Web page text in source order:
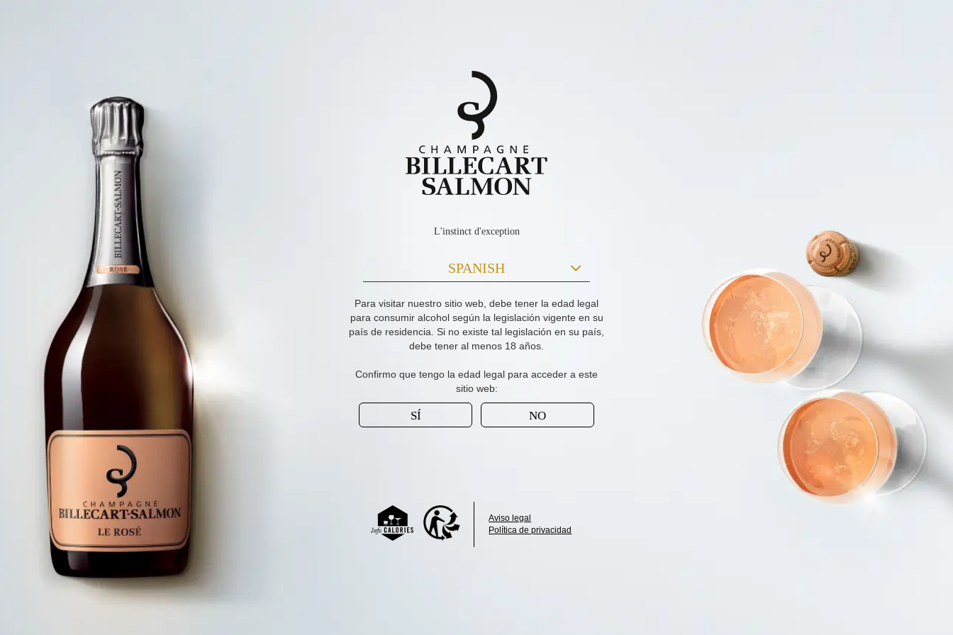
L'instinct d'exception
Para visitar nuestro sitio web, debe tener la edad legal
para consumir alcohol según la legislación vigente en su
país de residencia. Si no existe tal legislación en su país,
debe tener al menos 18 años.
Confirmo que tengo la edad legal para acceder a este
sitio web:
SÍ NO
Aviso legal
Política de privacidad